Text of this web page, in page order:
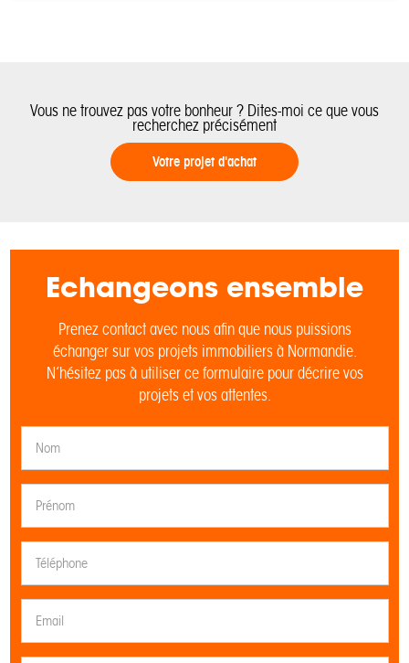
Vous ne trouvez pas votre bonheur ? Dites-moi ce que vous
recherchez précisément
Votre projet d'achat
Echangeons ensemble
Prenez contact avec nous afin que nous puissions
échanger sur vos projets immobiliers à Normandie.
N’hésitez pas à utiliser ce formulaire pour décrire vos
projets et vos attentes.